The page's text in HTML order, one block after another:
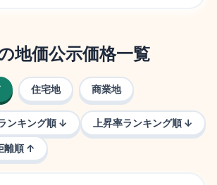
地価公示価格一覧
住宅地 商業地
ンキング順 ↓ 上昇率ランキング順 ↓
離順 ↑